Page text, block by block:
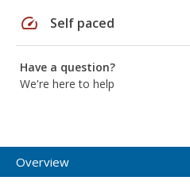
speed Self paced
Have a question?
We're here to help
Overview